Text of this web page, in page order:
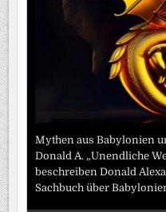
Mythen aus Babylonien
Donald A. „Unendliche
beschreiben Donald
Sachbuch über